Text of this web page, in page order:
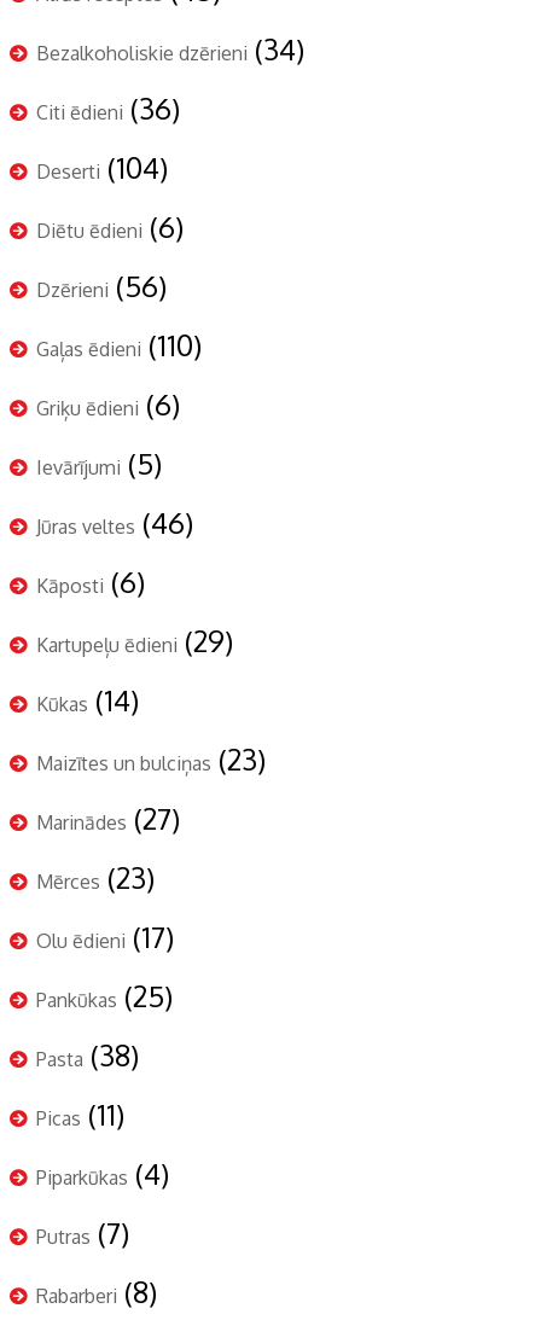
Bezalkoholiskie dzērieni (34)
Citi ēdieni (36)
Deserti (104)
Diētu ēdieni (6)
Dzērieni (56)
Gaļas ēdieni (110)
Griķu ēdieni (6)
Ievārījumi (5)
Jūras veltes (46)
Kāposti (6)
Kartupeļu ēdieni (29)
Kūkas (14)
Maizītes un bulciņas (23)
Marinādes (27)
Mērces (23)
Olu ēdieni (17)
Pankūkas (25)
Pasta (38)
Picas (11)
Piparkūkas (4)
Putras (7)
Rabarberi (8)